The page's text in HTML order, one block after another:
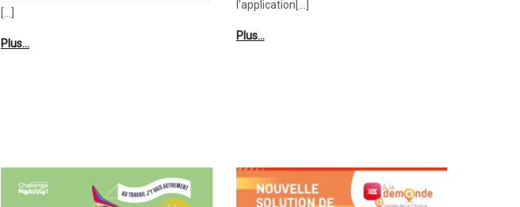
Plus…
l’application[…]
Plus…